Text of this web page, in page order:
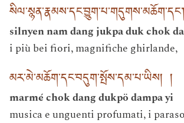
silnyen nam dang jukpa duk chok
i più bei fiori, magnifiche ghirlande,
མར་མེ་མཆོག་དང་བདུག་སྤོས་དམ་པ་ཡིས། །
marmé chok dang dukpö dampa yi
musica e unguenti profumati, i